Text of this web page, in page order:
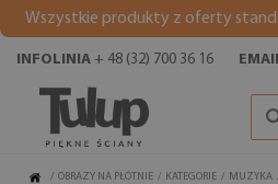
Wszystkie produkty z oferty
INFOLINIA + 48 (32) 700 36 16
/ OBRAZY NA PŁÓTNIE / KATEGORIE / MUZYKA